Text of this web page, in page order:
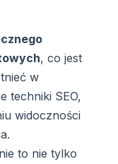
, co jest
w
techniki SEO,
widoczności
to nie tylko